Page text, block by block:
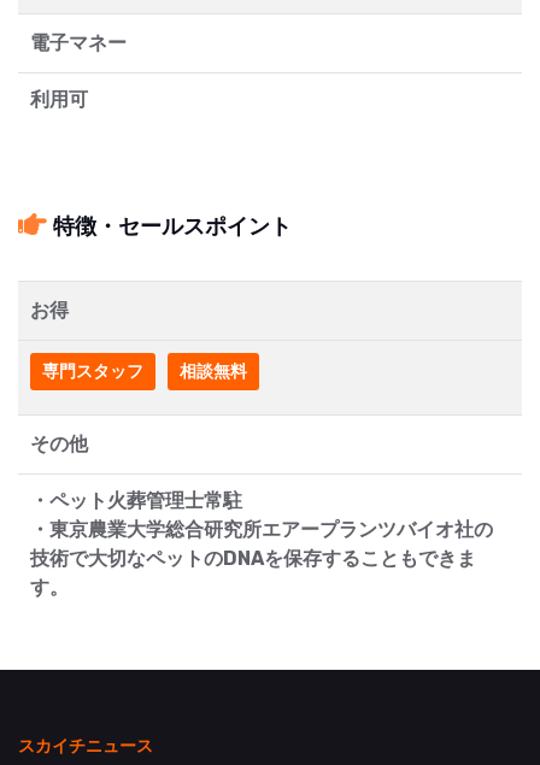
電子マネー
利用可
特徴・セールスポイント
お得
専門スタッフ 相談無料
その他
・ペット火葬管理士常駐
・東京農業大学総合研究所エアープランツバイオ社の
技術で大切なペットのDNAを保存することもできま
す。
スカイチニュース